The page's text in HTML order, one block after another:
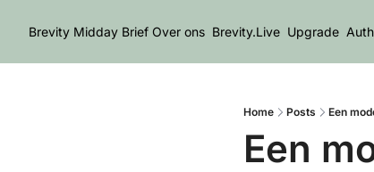
Brevity Midday Brief Over ons Brevity.Live Upgrade
Home Posts Een
Een